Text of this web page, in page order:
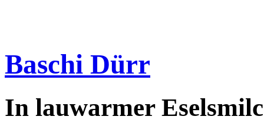
Baschi Dürr
In lauwarmer